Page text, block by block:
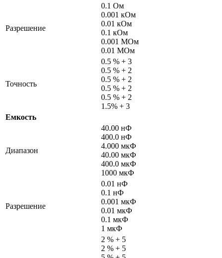
Разрешение
0.1 Ом
0.001 кОм
0.01 кОм
0.1 кОм
0.001 MОм
0.01 MОм
Точность
0.5 % + 3
0.5 % + 2
0.5 % + 2
0.5 % + 2
0.5 % + 2
1.5% + 3
Емкость
Диапазон
40.00 нФ
400.0 нФ
4.000 мкФ
40.00 мкФ
400.0 мкФ
1000 мкФ
Разрешение
0.01 нФ
0.1 нФ
0.001 мкФ
0.01 мкФ
0.1 мкФ
1 мкФ
2 % + 5
2 % + 5